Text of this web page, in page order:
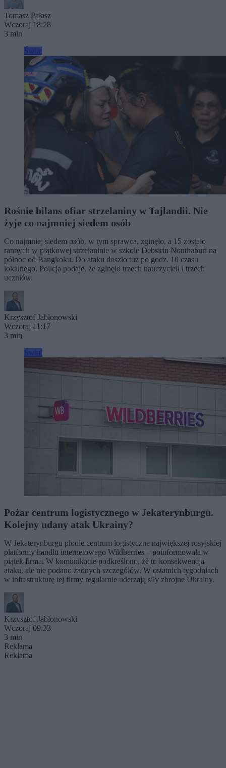
Tomasz Pałasz
Wczoraj 18:28
3 min
Rośnie bilans ofiar strzelaniny w Tajlandii. Nie
żyje co najmniej siedem osób
Co najmniej siedem osób, w tym sprawca, zginęło, a 15 zostało
rannych w piątkowej strzelaninie w szkole Debsirin Nonthaburi na
północ od Bangkoku. Do ataku doszło tuż po godz. 10 czasu
lokalnego. Policja podaje, że zginęło trzech nauczycieli i trzech
uczniów.
Krzysztof Jabłonowski
Wczoraj 11:17
3 min
Pożar centrum logistycznego w Jekaterynburgu.
Kolejny udany atak Ukrainy?
W Jekaterynburgu płonie centrum logistyczne największej rosyjskiej
platformy handlu internetowego Wildberries – poinformowała w
piątek firma. W komunikacie podkreślono, że to konsekwencja
ataku, ale nie podano żadnych szczegółów. W ostatnich tygodniach
w infrastrukturę tej firmy regularnie uderzają siły zbrojne Ukrainy.
Krzysztof Jabłonowski
Wczoraj 09:33
3 min
Reklama
Reklama